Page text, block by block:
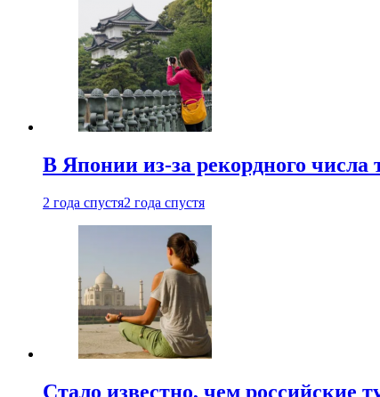
В Японии из-за рекордного
2 года спустя2 года спустя
Стало известно, чем российские